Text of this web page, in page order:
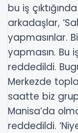
bu iş
arkadaşlar,
yapmasınlar.
yapmasın. Bu
reddedildi.
Merkezde
saatte biz grup
Manisa’da
reddedildi.